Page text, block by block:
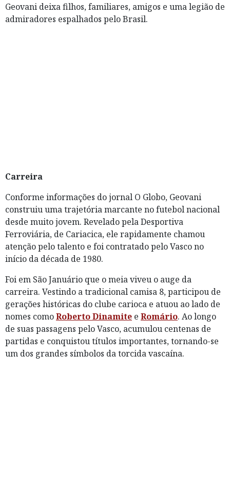
Geovani deixa filhos, familiares, amigos e uma legião de
admiradores espalhados pelo Brasil.
Carreira
Conforme informações do jornal O Globo, Geovani
construiu uma trajetória marcante no futebol nacional
desde muito jovem. Revelado pela Desportiva
Ferroviária, de Cariacica, ele rapidamente chamou
atenção pelo talento e foi contratado pelo Vasco no
início da década de 1980.
Foi em São Januário que o meia viveu o auge da
carreira. Vestindo a tradicional camisa 8, participou de
gerações históricas do clube carioca e atuou ao lado de
nomes comoRoberto Dinamite e Romário. Ao longo
de suas passagens pelo Vasco, acumulou centenas de
partidas e conquistou títulos importantes, tornando-se
um dos grandes símbolos da torcida vascaína.